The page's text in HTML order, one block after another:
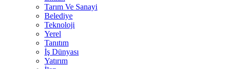
Tarım Ve Sanayi
Belediye
Teknoloji
Yerel
Tanıtım
İş Dünyası
Yatırım